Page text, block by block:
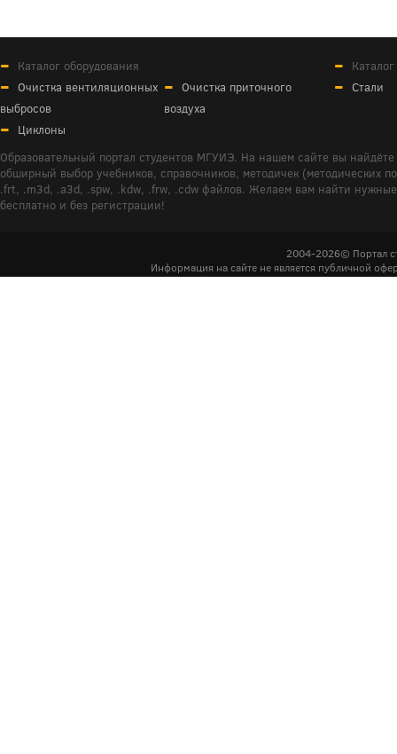
Каталог оборудования
Очистка вентиляционных
выбросов
Очистка приточного
воздуха
Циклоны
Стали
Образовательный портал студентов МГУИЭ. На нашем сайте вы
обширный выбор учебников, справочников, методичек (методических
.frt, .m3d, .a3d, .spw, .kdw, .frw, .cdw файлов. Желаем вам найти
бесплатно и без регистрации!
2004-2026© Портал
Информация на сайте не является публичной